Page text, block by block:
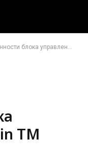
управления Runxin TM F71B1
TM